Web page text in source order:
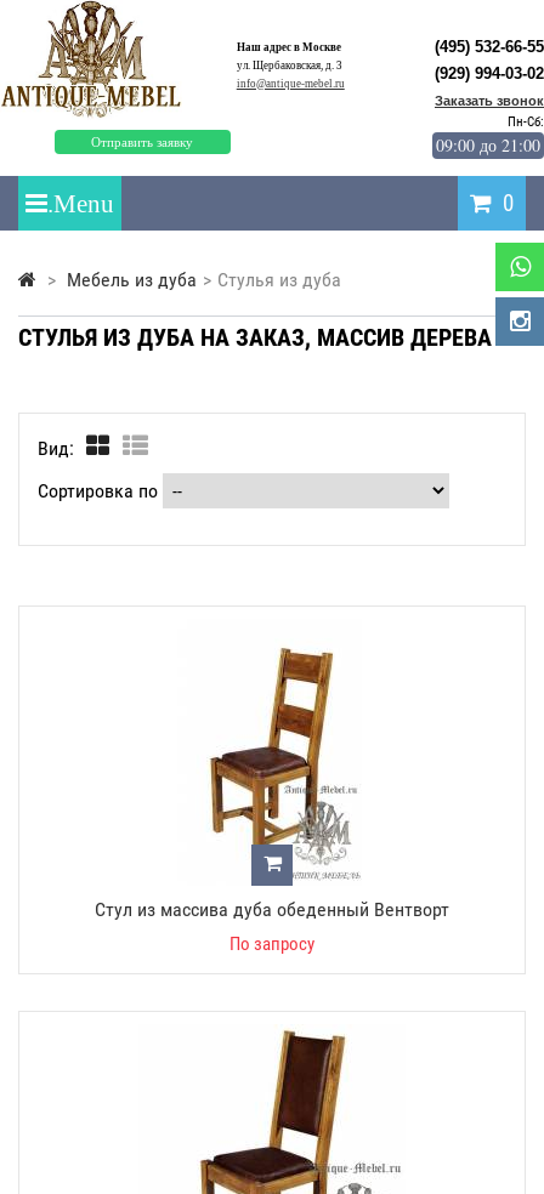
Наш адрес в Москве
ул. Щербаковская, д. 3
info@antique-mebel.ru
Отправить заявку
(495) 532-66-55
(929) 994-03-02
Заказать звонок
Пн-Сб:
09:00 до 21:00
0
> Мебель из дуба > Стулья из дуба
СТУЛЬЯ ИЗ ДУБА НА ЗАКАЗ, МАССИВ ДЕРЕВА
Вид:
Сортировка по
Стул из массива дуба обеденный Вентворт
По запросу